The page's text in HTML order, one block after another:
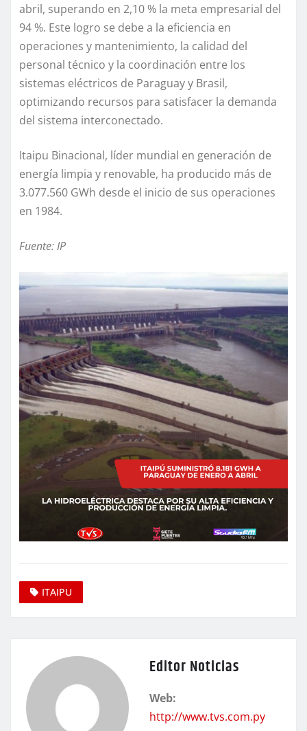
abril, superando en 2,10 % la meta empresarial del
94 %. Este logro se debe a la eficiencia en
operaciones y mantenimiento, la calidad del
personal técnico y la coordinación entre los
sistemas eléctricos de Paraguay y Brasil,
optimizando recursos para satisfacer la demanda
del sistema interconectado.
Itaipu Binacional, líder mundial en generación de
energía limpia y renovable, ha producido más de
3.077.560 GWh desde el inicio de sus operaciones
en 1984.
Fuente: IP
ITAIPU
Editor Noticias
Web:
http://www.tvs.com.py